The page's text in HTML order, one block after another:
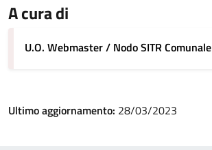
A cura di
U.O. Webmaster / Nodo SITR Comunale
Ultimo aggiornamento: 28/03/2023